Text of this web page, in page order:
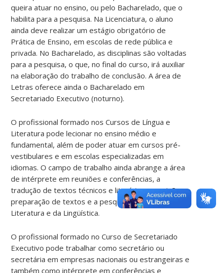
queira atuar no ensino, ou pelo Bacharelado, que o
habilita para a pesquisa. Na Licenciatura, o aluno
ainda deve realizar um estágio obrigatório de
Prática de Ensino, em escolas de rede pública e
privada. No Bacharelado, as disciplinas são voltadas
para a pesquisa, o que, no final do curso, irá auxiliar
na elaboração do trabalho de conclusão. A área de
Letras oferece ainda o Bacharelado em
Secretariado Executivo (noturno).
O profissional formado nos Cursos de Língua e
Literatura pode lecionar no ensino médio e
fundamental, além de poder atuar em cursos pré-
vestibulares e em escolas especializadas em
idiomas. O campo de trabalho ainda abrange a área
de intérprete em reuniões e conferências, a
tradução de textos técnicos e literários, a revisão e
preparação de textos e a pesquisa teórica da
Literatura e da Lingüística.
O profissional formado no Curso de Secretariado
Executivo pode trabalhar como secretário ou
secretária em empresas nacionais ou estrangeiras e
também como intérprete em conferências e